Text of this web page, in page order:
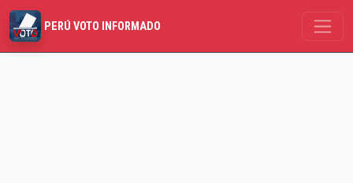
PERÚ VOTO INFORMADO